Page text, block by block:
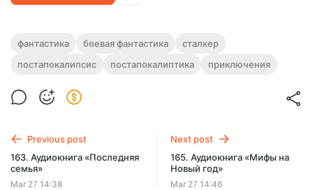
164. Аудиокнига «Любовь против
аномалии»
Продолжительность: 5 ч. 13 мин.
Level required:
фантастика боевая фантастика
сталкер
постапокалипсис
постапокалиптика приключения
Previous post
163. Аудиокнига «Последняя
семья»
Mar 27 14:38
Next post
165. Аудиокнига «Мифы на
Новый год»
Mar 27 14:46